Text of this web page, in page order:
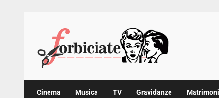
content
Cinema Musica TV Gravidanze Matrimoni